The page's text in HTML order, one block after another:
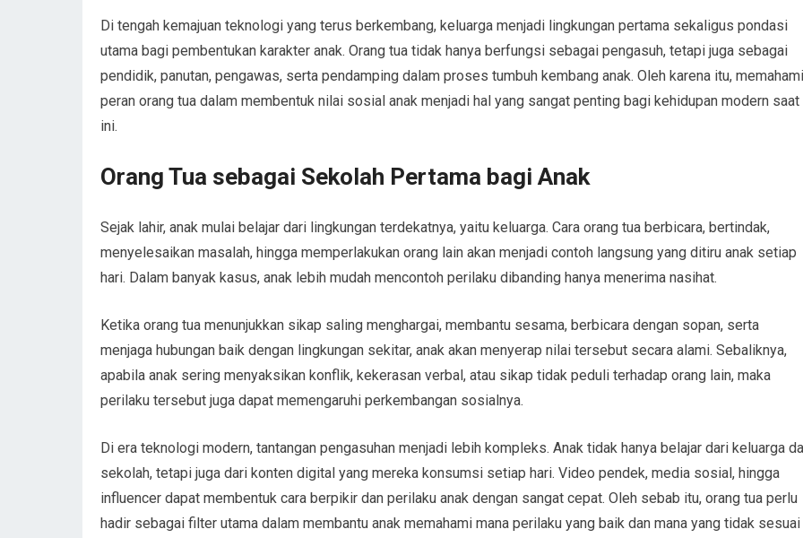
Di tengah kemajuan teknologi yang terus berkembang, keluarga menjadi lingkungan pertama sekaligus pondasi
utama bagi pembentukan karakter anak. Orang tua tidak hanya berfungsi sebagai pengasuh, tetapi juga sebagai
pendidik, panutan, pengawas, serta pendamping dalam proses tumbuh kembang anak. Oleh karena itu, memahami
peran orang tua dalam membentuk nilai sosial anak menjadi hal yang sangat penting bagi kehidupan modern saat
ini.
Orang Tua sebagai Sekolah Pertama bagi Anak
Sejak lahir, anak mulai belajar dari lingkungan terdekatnya, yaitu keluarga. Cara orang tua berbicara, bertindak,
menyelesaikan masalah, hingga memperlakukan orang lain akan menjadi contoh langsung yang ditiru anak setiap
hari. Dalam banyak kasus, anak lebih mudah mencontoh perilaku dibanding hanya menerima nasihat.
Ketika orang tua menunjukkan sikap saling menghargai, membantu sesama, berbicara dengan sopan, serta
menjaga hubungan baik dengan lingkungan sekitar, anak akan menyerap nilai tersebut secara alami. Sebaliknya,
apabila anak sering menyaksikan konflik, kekerasan verbal, atau sikap tidak peduli terhadap orang lain, maka
perilaku tersebut juga dapat memengaruhi perkembangan sosialnya.
Di era teknologi modern, tantangan pengasuhan menjadi lebih kompleks. Anak tidak hanya belajar dari keluarga
sekolah, tetapi juga dari konten digital yang mereka konsumsi setiap hari. Video pendek, media sosial, hingga
influencer dapat membentuk cara berpikir dan perilaku anak dengan sangat cepat. Oleh sebab itu, orang tua perlu
hadir sebagai filter utama dalam membantu anak memahami mana perilaku yang baik dan mana yang tidak sesuai